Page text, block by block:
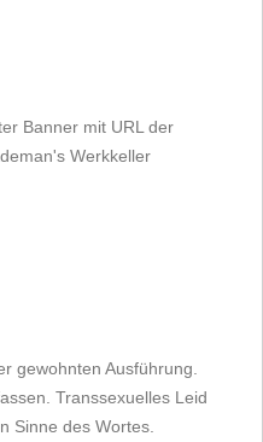
Banner mit URL der
Werkkeller
gewohnten Ausführung.
Transsexuelles Leid
Sinne des Wortes.